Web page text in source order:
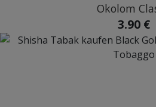
Okolom
3.90 €